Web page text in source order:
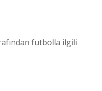
futbolla ilgili